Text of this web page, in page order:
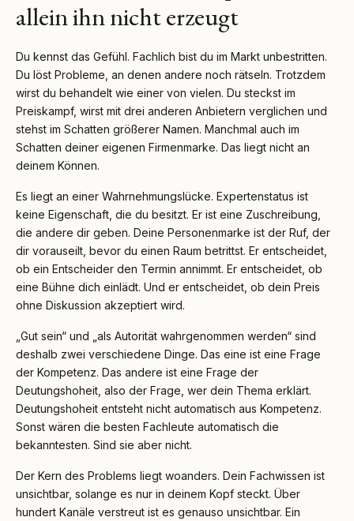
allein ihn nicht erzeugt
Du kennst das Gefühl. Fachlich bist du im Markt unbestritten.
Du löst Probleme, an denen andere noch rätseln. Trotzdem
wirst du behandelt wie einer von vielen. Du steckst im
Preiskampf, wirst mit drei anderen Anbietern verglichen und
stehst im Schatten größerer Namen. Manchmal auch im
Schatten deiner eigenen Firmenmarke. Das liegt nicht an
deinem Können.
Es liegt an einer Wahrnehmungslücke. Expertenstatus ist
keine Eigenschaft, die du besitzt. Er ist eine Zuschreibung,
die andere dir geben. Deine Personenmarke ist der Ruf, der
dir vorauseilt, bevor du einen Raum betrittst. Er entscheidet,
ob ein Entscheider den Termin annimmt. Er entscheidet, ob
eine Bühne dich einlädt. Und er entscheidet, ob dein Preis
ohne Diskussion akzeptiert wird.
„Gut sein“ und „als Autorität wahrgenommen werden“ sind
deshalb zwei verschiedene Dinge. Das eine ist eine Frage
der Kompetenz. Das andere ist eine Frage der
Deutungshoheit, also der Frage, wer dein Thema erklärt.
Deutungshoheit entsteht nicht automatisch aus Kompetenz.
Sonst wären die besten Fachleute automatisch die
bekanntesten. Sind sie aber nicht.
Der Kern des Problems liegt woanders. Dein Fachwissen ist
unsichtbar, solange es nur in deinem Kopf steckt. Über
hundert Kanäle verstreut ist es genauso unsichtbar. Ein